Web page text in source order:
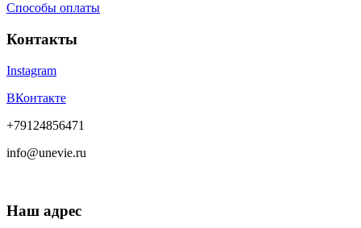
Способы оплаты
Контакты
Instagram
ВКонтакте
+79124856471
info@unevie.ru
Наш адрес